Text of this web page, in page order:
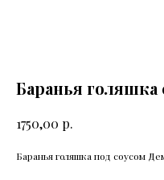
Баранья голяшка
1750,00 р.
Баранья голяшка под соусом